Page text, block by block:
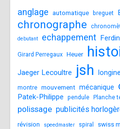
anglage automatique breguet
chronographe
debutant echappement
Girard Perregaux Heuer
Jaeger Lecoultre jsh
montre mouvement mécanique
Patek-Philippe pendule Planche
polissage publicités
révision speedmaster spiral swiss